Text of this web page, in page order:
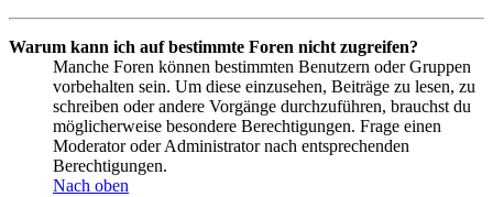
Warum kann ich auf bestimmte Foren nicht zugreifen?
Manche Foren können bestimmten Benutzern oder Gruppen
vorbehalten sein. Um diese einzusehen, Beiträge zu lesen, zu
schreiben oder andere Vorgänge durchzuführen, brauchst du
möglicherweise besondere Berechtigungen. Frage einen
Moderator oder Administrator nach entsprechenden
Berechtigungen.
Nach oben